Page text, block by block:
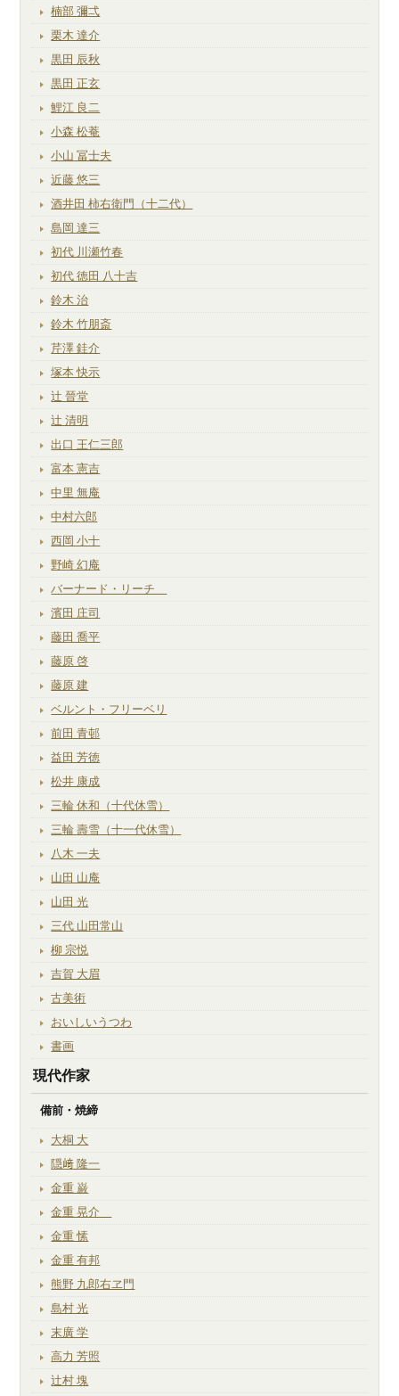
楠部 彌弌
栗木 達介
黒田 辰秋
黒田 正玄
鯉江 良二
小森 松菴
小山 冨士夫
近藤 悠三
酒井田 柿右衛門（十二代）
島岡 達三
初代 川瀬竹春
初代 徳田 八十吉
鈴木 治
鈴木 竹朋斎
芹澤 銈介
塚本 快示
辻 晉堂
辻 清明
出口 王仁三郎
富本 憲吉
中里 無庵
中村六郎
西岡 小十
野崎 幻庵
バーナード・リーチ
濱田 庄司
藤田 喬平
藤原 啓
藤原 建
ベルント・フリーベリ
前田 青邨
益田 芳徳
松井 康成
三輪 休和（十代休雪）
三輪 壽雪（十一代休雪）
八木 一夫
山田 山庵
山田 光
三代 山田常山
柳 宗悦
吉賀 大眉
古美術
おいしいうつわ
書画
現代作家
備前・焼締
大桐 大
隠﨑 隆一
金重 巌
金重 晃介
金重 愫
金重 有邦
熊野 九郎右ヱ門
島村 光
末廣 学
高力 芳照
辻村 塊